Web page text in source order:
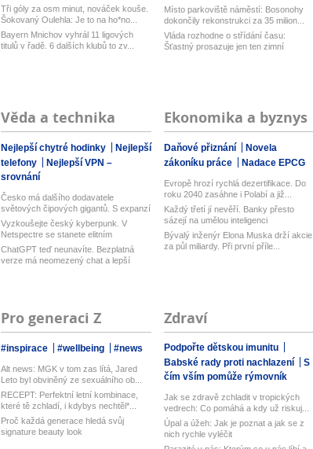
Tři góly za osm minut, nováček kouše.
Šokovaný Oulehla: Je to na ho*no...
Bayern Mnichov vyhrál 11 ligových
titulů v řadě. 6 dalších klubů to zv...
Zasaho...
Místo parkoviště náměstí: Bosonohy
dokončily rekonstrukci za 35 milion...
Vláda rozhodne o střídání času:
Šťastný prosazuje jen ten zimní
Věda a technika
Nejlepší chytré hodinky
Nejlepší
telefony
Nejlepší VPN –
srovnání
Česko má dalšího dodavatele
světových čipových gigantů. S expanzí
na T...
Vyzkoušejte český kyberpunk. V
Netspectre se stanete elitním
hackerem ...
ChatGPT teď neunavíte. Bezplatná
verze má neomezený chat a lepší
Ekonomika a byznys
Daňové přiznání
Novela
zákoníku práce
Nadace EPCG
Evropě hrozí rychlá dezertifikace. Do
roku 2040 zasáhne i Polabí a již...
Každý třetí jí nevěří. Banky přesto
sázejí na umělou inteligenci
Bývalý inženýr Elona Muska drží akcie
za půl miliardy. Při první příle...
Pro generaci Z
#inspirace #wellbeing #news
Alt news: MGK v tom zas lítá, Jared
Leto byl obviněný ze sexuálního ob...
RECEPT: Perfektní letní kombinace,
které tě zchladí, i kdybys nechtěl*...
Proč každá generace hledá svůj
signature beauty look
Zdraví
Podpořte dětskou imunitu
Babské rady proti nachlazení
S
čím vším pomůže rýmovník
Jak se zdravě zchladit v tropických
vedrech: Co pomáhá a kdy už riskuj...
Úpal a úžeh: Jak je poznat a jak se z
nich rychle vyléčit